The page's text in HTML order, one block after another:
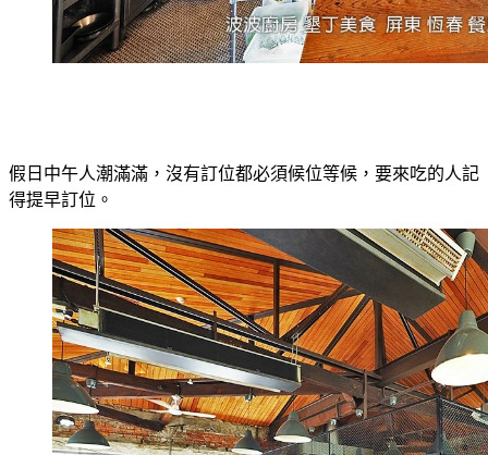
假日中午人潮滿滿，沒有訂位都必須候位等候，要來吃的人記
得提早訂位。